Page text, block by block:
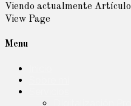
Viendo actualmente Artículo
View Page
Menu